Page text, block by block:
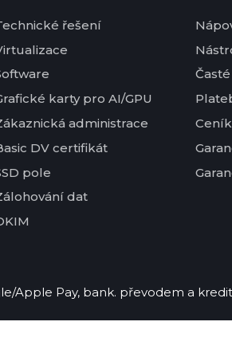
řešení
karty pro AI/GPU
administrace
DV certifikát
pole
dat
Apple Pay, bank. převodem a